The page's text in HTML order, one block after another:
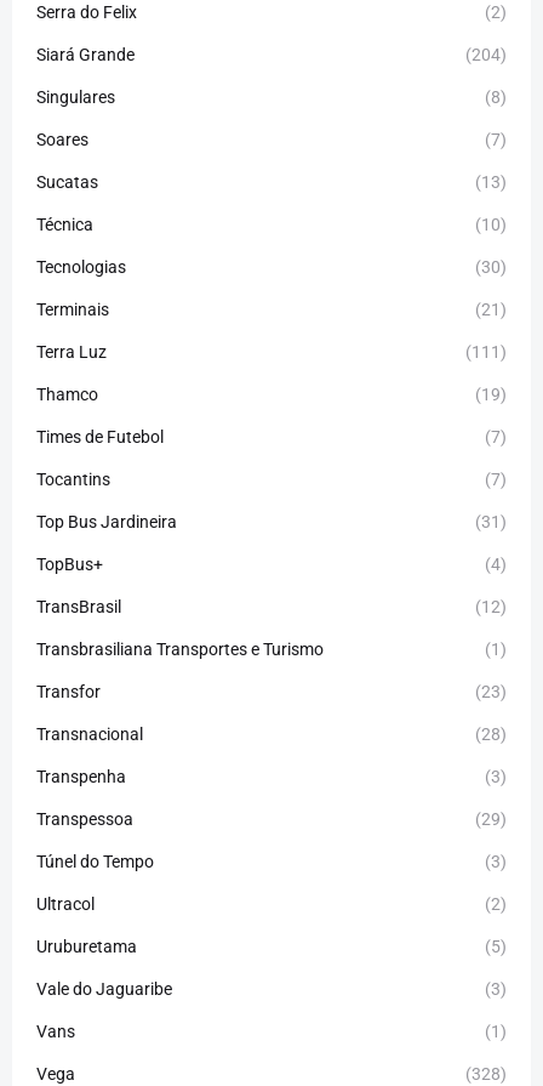
Serra do Felix (2)
Siará Grande (204)
Singulares (8)
Soares (7)
Sucatas (13)
Técnica (10)
Tecnologias (30)
Terminais (21)
Terra Luz (111)
Thamco (19)
Times de Futebol (7)
Tocantins (7)
Top Bus Jardineira (31)
TopBus+ (4)
TransBrasil (12)
Transbrasiliana Transportes e Turismo (1)
Transfor (23)
Transnacional (28)
Transpenha (3)
Transpessoa (29)
Túnel do Tempo (3)
Ultracol (2)
Uruburetama (5)
Vale do Jaguaribe (3)
Vans (1)
Vega (328)